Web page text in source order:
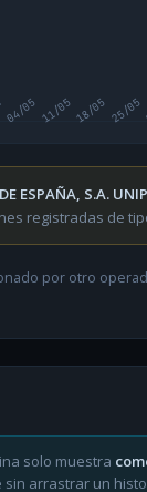
04/05 11/0518/05 25/05
ESPAÑA, S.A.
registradas de
por otro
solo muestra
arrastrar un